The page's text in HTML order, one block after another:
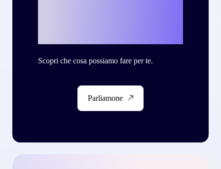
Scopri che cosa possiamo fare per te.
Parliamone